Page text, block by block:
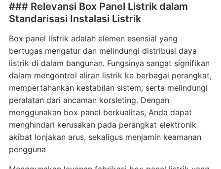
### Relevansi Box Panel Listrik dalam
Standarisasi Instalasi Listrik
Box panel listrik adalah elemen esensial yang
bertugas mengatur dan melindungi distribusi daya
listrik di dalam bangunan. Fungsinya sangat signifikan
dalam mengontrol aliran listrik ke berbagai perangkat,
mempertahankan kestabilan sistem, serta melindungi
peralatan dari ancaman korsleting. Dengan
menggunakan box panel berkualitas, Anda dapat
menghindari kerusakan pada perangkat elektronik
akibat lonjakan arus, sekaligus menjamin keamanan
pengguna